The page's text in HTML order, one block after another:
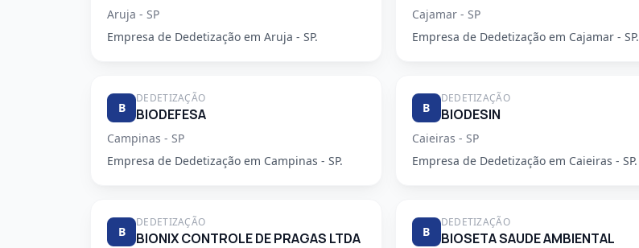
Aruja - SP
Empresa de Dedetização em Aruja - SP.
Cajamar - SP
Empresa de Dedetização em Cajamar - SP.
B
DEDETIZAÇÃO
BIODEFESA
Campinas - SP
Empresa de Dedetização em Campinas - SP.
B
DEDETIZAÇÃO
BIODESIN
Caieiras - SP
Empresa de Dedetização em Caieiras - SP.
B
DEDETIZAÇÃO
BIONIX CONTROLE DE PRAGAS LTDA B
DEDETIZAÇÃO
BIOSETA SAUDE AMBIENTAL